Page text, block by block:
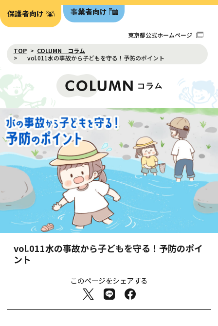
保護者向け 事業者向け
東京都公式ホームページ
TOP
COLUMN コラム
vol.011水の事故から子どもを守る！予防のポイント
vol.011水の事故から子どもを守る！予防のポイ
ント
このページをシェアする